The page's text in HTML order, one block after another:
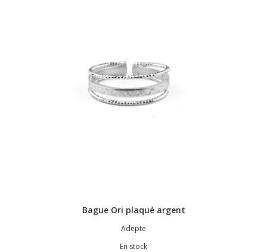
Bague Ori plaqué argent
Adepte
En stock